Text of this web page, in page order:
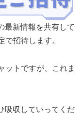
最新情報を共有して
招待します。
ットですが、これま
吸収していってくだ